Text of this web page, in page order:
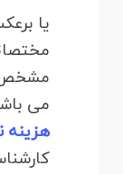
یا
مشخص
می
هزینه